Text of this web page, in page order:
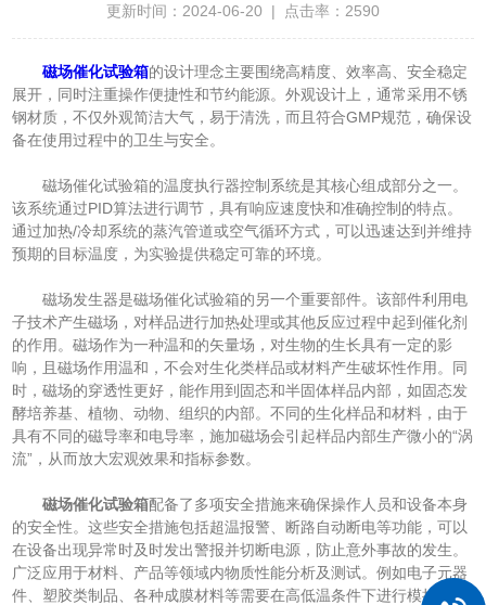
更新时间：2024-06-20 | 点击率：2590
磁场催化试验箱的设计理念主要围绕高精度、效率高、安全稳定
展开，同时注重操作便捷性和节约能源。外观设计上，通常采用不锈
钢材质，不仅外观简洁大气，易于清洗，而且符合GMP规范，确保设
备在使用过程中的卫生与安全。
磁场催化试验箱的温度执行器控制系统是其核心组成部分之一。
该系统通过PID算法进行调节，具有响应速度快和准确控制的特点。
通过加热/冷却系统的蒸汽管道或空气循环方式，可以迅速达到并维持
预期的目标温度，为实验提供稳定可靠的环境。
磁场发生器是磁场催化试验箱的另一个重要部件。该部件利用电
子技术产生磁场，对样品进行加热处理或其他反应过程中起到催化剂
的作用。磁场作为一种温和的矢量场，对生物的生长具有一定的影
响，且磁场作用温和，不会对生化类样品或材料产生破坏性作用。同
时，磁场的穿透性更好，能作用到固态和半固体样品内部，如固态发
酵培养基、植物、动物、组织的内部。不同的生化样品和材料，由于
具有不同的磁导率和电导率，施加磁场会引起样品内部生产微小的“涡
流”，从而放大宏观效果和指标参数。
磁场催化试验箱配备了多项安全措施来确保操作人员和设备本身
的安全性。这些安全措施包括超温报警、断路自动断电等功能，可以
在设备出现异常时及时发出警报并切断电源，防止意外事故的发生。
广泛应用于材料、产品等领域内物质性能分析及测试。例如电子元器
件、塑胶类制品、各种成膜材料等需要在高低温条件下进行模拟测